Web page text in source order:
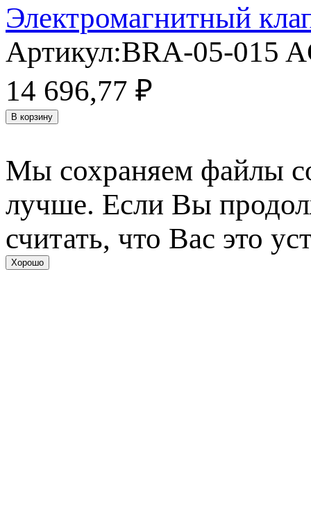
Электромагнитный
Артикул:BRA-05-015
14 696,77 ₽
В корзину
Мы сохраняем файлы
лучше. Если Вы
считать, что Вас это
Хорошо